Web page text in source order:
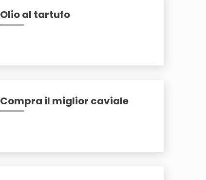
Olio al tartufo
Compra il miglior caviale